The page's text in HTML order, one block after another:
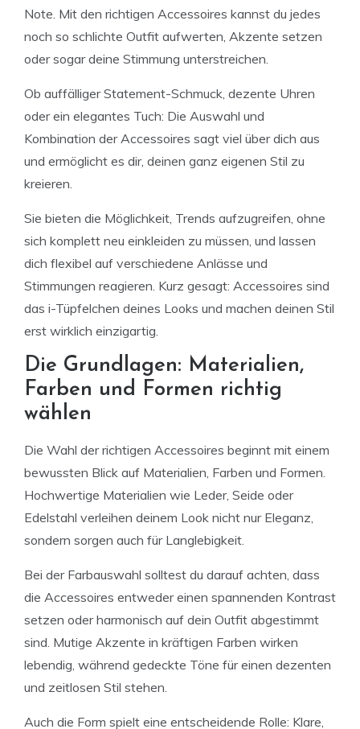
Note. Mit den richtigen Accessoires kannst du jedes
noch so schlichte Outfit aufwerten, Akzente setzen
oder sogar deine Stimmung unterstreichen.
Ob auffälliger Statement-Schmuck, dezente Uhren
oder ein elegantes Tuch: Die Auswahl und
Kombination der Accessoires sagt viel über dich aus
und ermöglicht es dir, deinen ganz eigenen Stil zu
kreieren.
Sie bieten die Möglichkeit, Trends aufzugreifen, ohne
sich komplett neu einkleiden zu müssen, und lassen
dich flexibel auf verschiedene Anlässe und
Stimmungen reagieren. Kurz gesagt: Accessoires sind
das i-Tüpfelchen deines Looks und machen deinen Stil
erst wirklich einzigartig.
Die Grundlagen: Materialien,
Farben und Formen richtig
wählen
Die Wahl der richtigen Accessoires beginnt mit einem
bewussten Blick auf Materialien, Farben und Formen.
Hochwertige Materialien wie Leder, Seide oder
Edelstahl verleihen deinem Look nicht nur Eleganz,
sondern sorgen auch für Langlebigkeit.
Bei der Farbauswahl solltest du darauf achten, dass
die Accessoires entweder einen spannenden Kontrast
setzen oder harmonisch auf dein Outfit abgestimmt
sind. Mutige Akzente in kräftigen Farben wirken
lebendig, während gedeckte Töne für einen dezenten
und zeitlosen Stil stehen.
Auch die Form spielt eine entscheidende Rolle: Klare,